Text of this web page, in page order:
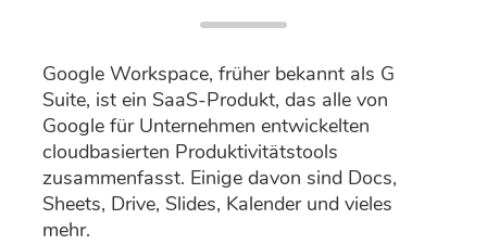
Google Workspace, früher bekannt als G
Suite, ist ein SaaS-Produkt, das alle von
Google für Unternehmen entwickelten
cloudbasierten Produktivitätstools
zusammenfasst. Einige davon sind Docs,
Sheets, Drive, Slides, Kalender und vieles
mehr.